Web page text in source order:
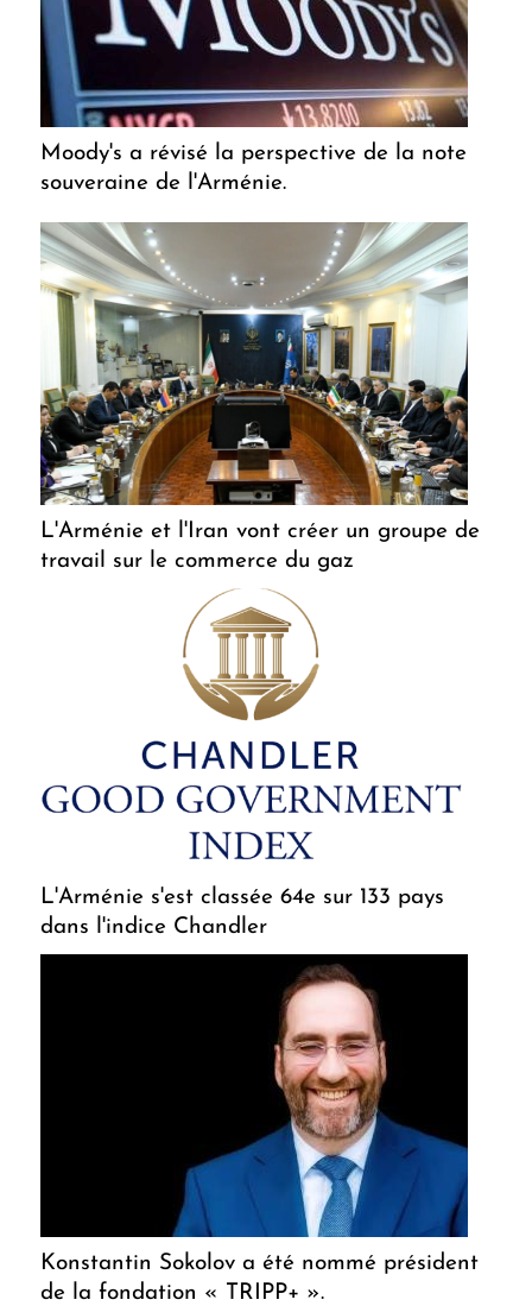
Moody's a révisé la perspective de la note
souveraine de l'Arménie.
L'Arménie et l'Iran vont créer un groupe de
travail sur le commerce du gaz
L'Arménie s'est classée 64e sur 133 pays
dans l'indice Chandler
Konstantin Sokolov a été nommé président
de la fondation « TRIPP+ ».